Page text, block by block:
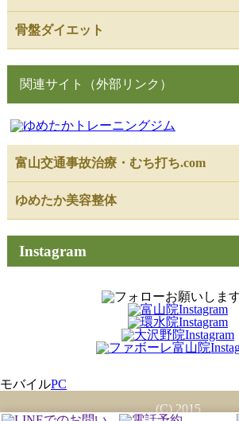
骨盤ダイエット
関連サイト（外部リンク）
富山交通事故治療・むち打ち.com
ゆめたか美容整体
Instagram
モバイルPC
(C) 2015